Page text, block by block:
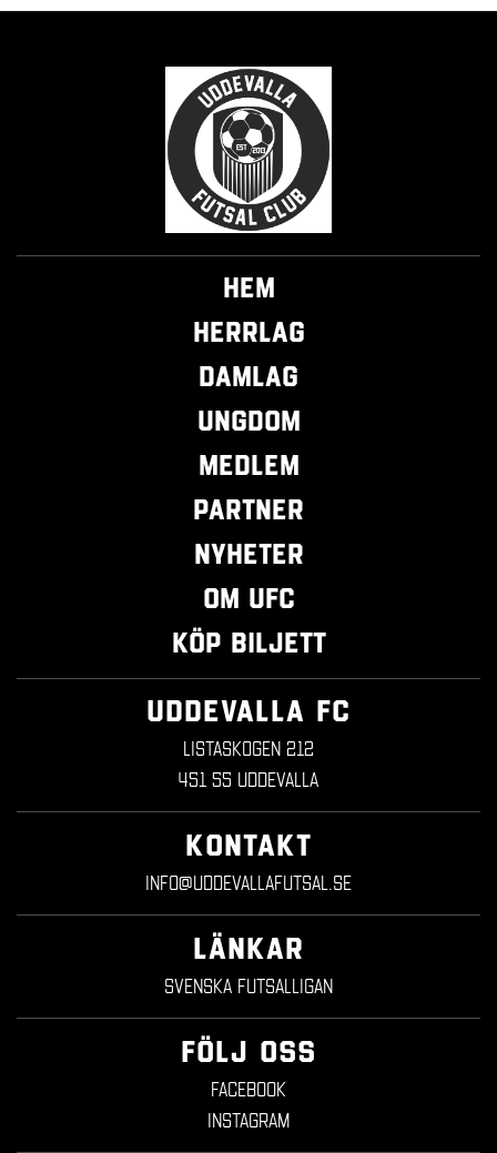
Hem
Herrlag
Damlag
Ungdom
Medlem
Partner
Nyheter
Om UFC
Köp biljett
UDDEVALLA FC
Listaskogen 212
451 55 Uddevalla
KONTAKT
info@uddevallafutsal.se
LÄNKAR
Svenska Futsalligan
FÖLJ OSS
Facebook
Instagram